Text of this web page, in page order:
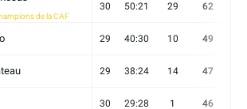
de la CAF
30 50:21 29 62
29 40:30 10 49
29 38:24 14 47
30 29:28 1 46